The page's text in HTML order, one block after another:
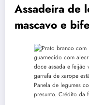
Assadeira de
mascavo e
Panela de legumes
presunto. Crédito da